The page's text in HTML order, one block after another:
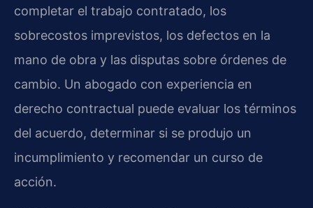
completar el trabajo contratado, los
sobrecostos imprevistos, los defectos en la
mano de obra y las disputas sobre órdenes de
cambio. Un abogado con experiencia en
derecho contractual puede evaluar los términos
del acuerdo, determinar si se produjo un
incumplimiento y recomendar un curso de
acción.